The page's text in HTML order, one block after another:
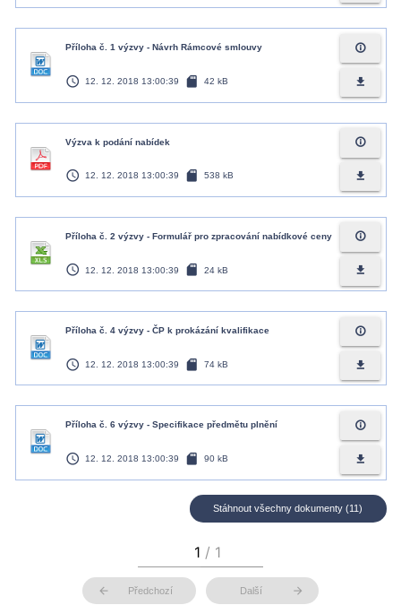
Příloha č. 1 výzvy - Návrh Rámcové smlouvy
access_time 12. 12. 2018 13:00:39 sd_card 42 kB
info_outline
file_download
Výzva k podání nabídek
access_time 12. 12. 2018 13:00:39 sd_card 538 kB
info_outline
file_download
Příloha č. 2 výzvy - Formulář pro zpracování nabídkové ceny
access_time 12. 12. 2018 13:00:39 sd_card 24 kB
info_outline
file_download
Příloha č. 4 výzvy - ČP k prokázání kvalifikace
access_time 12. 12. 2018 13:00:39 sd_card 74 kB
info_outline
file_download
Příloha č. 6 výzvy - Specifikace předmětu plnění
access_time 12. 12. 2018 13:00:39 sd_card 90 kB
info_outline
file_download
Stáhnout všechny dokumenty (11)
arrow_back Předchozí Další arrow_forward